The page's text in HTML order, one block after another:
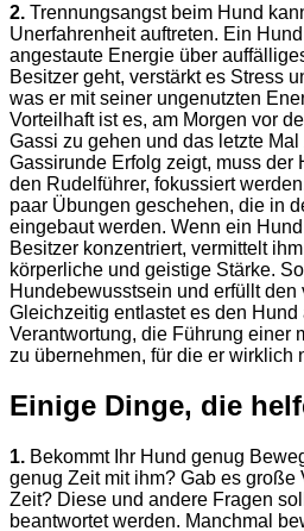
2. Trennungsangst beim Hund
Unerfahrenheit auftreten. Ein
angestaute Energie über
Besitzer geht, verstärkt es Stress
was er mit seiner ungenutzten
Vorteilhaft ist es, am Morgen vor
Gassi zu gehen und das letzte
Gassirunde Erfolg zeigt, muss der
den Rudelführer, fokussiert
paar Übungen geschehen, die in
eingebaut werden. Wenn ein
Besitzer konzentriert, vermittelt
körperliche und geistige Stärke.
Hundebewusstsein und erfüllt den
Gleichzeitig entlastet es den Hund
Verantwortung, die Führung einer
zu übernehmen, für die er wirklich
Einige Dinge, die
1. Bekommt Ihr Hund genug
genug Zeit mit ihm? Gab es große
Zeit? Diese und andere Fragen
beantwortet werden. Manchmal